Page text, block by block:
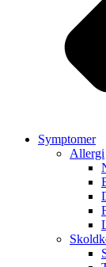
Symptomer
Allergi